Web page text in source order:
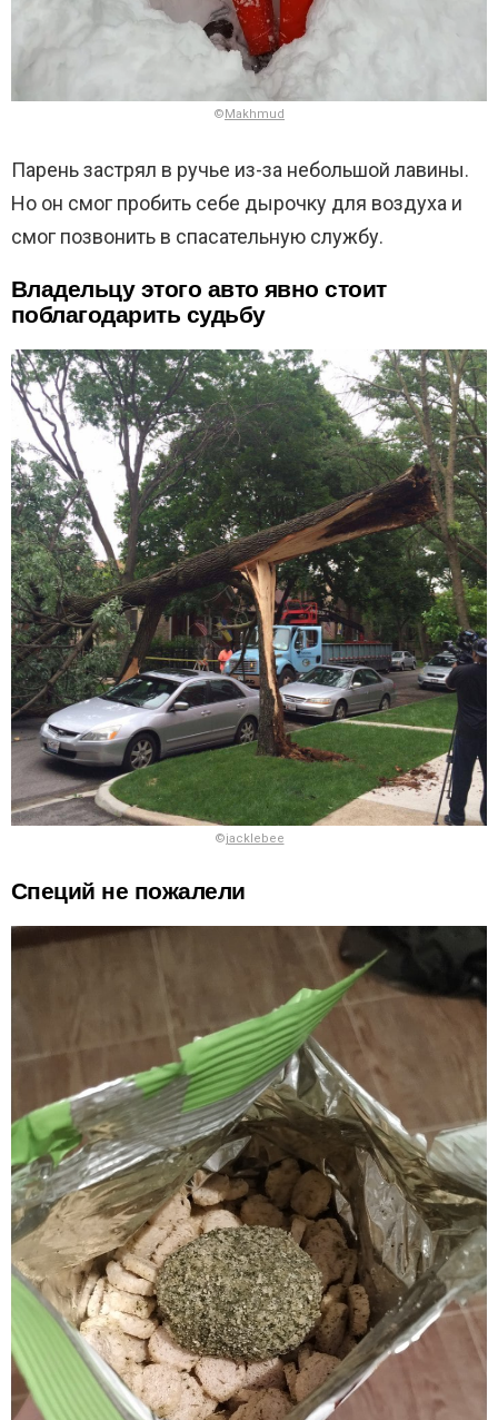
©Makhmud
Парень застрял в ручье из-за небольшой лавины.
Но он смог пробить себе дырочку для воздуха и
смог позвонить в спасательную службу.
Владельцу этого авто явно стоит
поблагодарить судьбу
©jacklebee
Специй не пожалели